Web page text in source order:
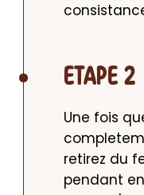
ETAPE 2
Une fois
retirez du
pendant